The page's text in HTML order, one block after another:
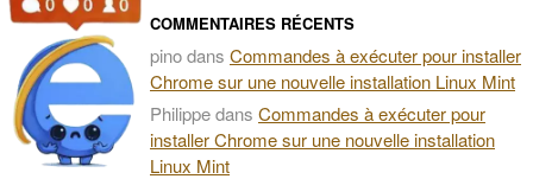
COMMENTAIRES RÉCENTS
pinodans Commandes à exécuter pour installer
Chrome sur une nouvelle installation Linux Mint
Philippedans Commandes à exécuter pour
installer Chrome sur une nouvelle installation
Linux Mint